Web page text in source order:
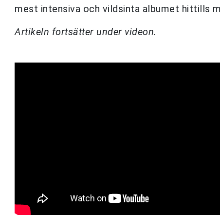
mest intensiva och vildsinta albumet hittills
Artikeln fortsätter under videon.